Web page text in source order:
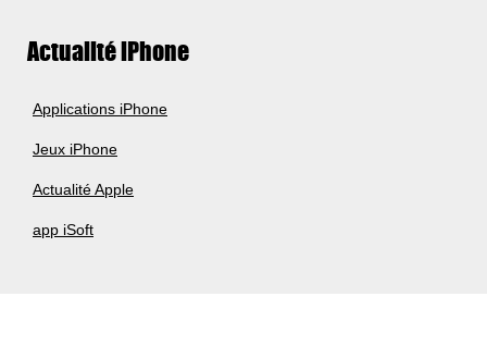
Actualité iPhone
Applications iPhone
Jeux iPhone
Actualité Apple
app iSoft